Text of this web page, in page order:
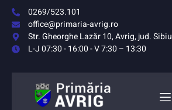
0269/523.101
office@primaria-avrig.ro
Str. Gheorghe Lazăr 10, Avrig, jud. Sibiu
L-J 07:30 - 16:00 - V 7:30 – 13:30